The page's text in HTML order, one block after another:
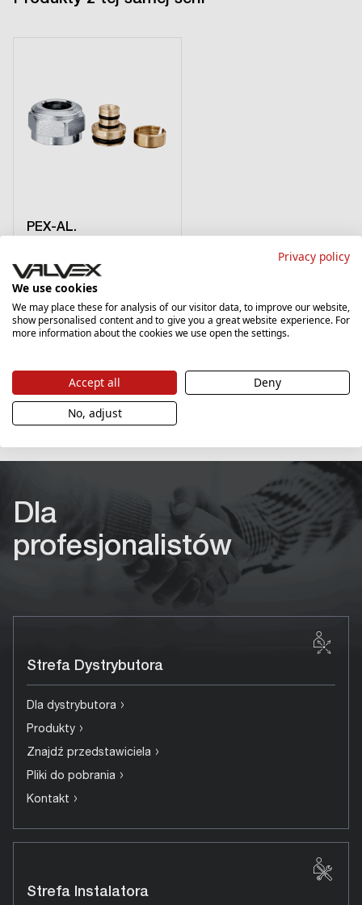
PEX-AL.
6008430
18 niklowana (do rur PEX-
Al-PEX)
Dla
profesjonalistów
Strefa Dystrybutora
Dla dystrybutora ›
Produkty ›
Znajdź przedstawiciela ›
Pliki do pobrania ›
Kontakt ›
Strefa Instalatora
Privacy policy
We use cookies
We may place these for analysis of our visitor data, to improve our website,
show personalised content and to give you a great website experience. For
more information about the cookies we use open the settings.
Accept all
Deny
No, adjust